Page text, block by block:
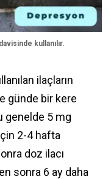
kullanılır.
ilaçların
günde bir kere
genelde 5 mg
2-4 hafta
doz ilacı
sonra 6 ay daha